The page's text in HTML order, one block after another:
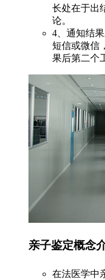
长处在于出
论。
4、通知结
短信或微信
果后第二个
亲子鉴定概念
在法医学中